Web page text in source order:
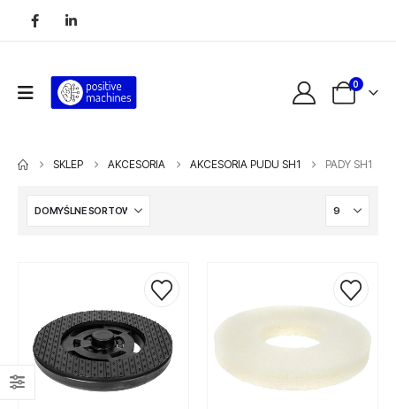
0
SKLEP AKCESORIA AKCESORIA PUDU SH1 PADY SH1